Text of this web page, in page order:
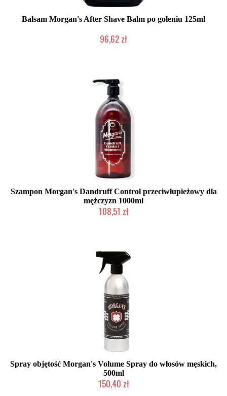
Balsam Morgan's After Shave Balm po goleniu 125ml
96,62 zł
Szampon Morgan's Dandruff Control przeciwłupieżowy dla
mężczyzn 1000ml
108,51 zł
Spray objętość Morgan's Volume Spray do włosów męskich,
500ml
150,40 zł